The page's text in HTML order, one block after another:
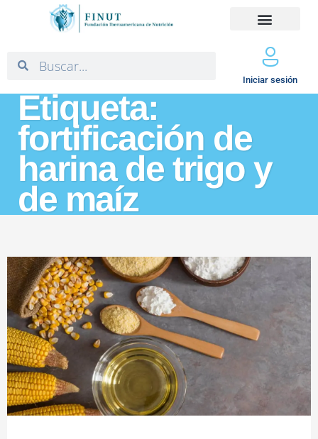
Iniciar sesión
Etiqueta:
fortificación de
harina de trigo y
de maíz